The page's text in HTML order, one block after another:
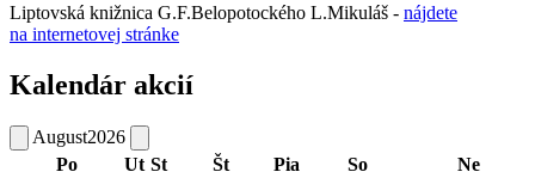
Liptovská knižnica G.F.Belopotockého L.Mikuláš - nájdete
na internetovej stránke
Kalendár akcií
August2026
Po
Ut St Št Pia So Ne